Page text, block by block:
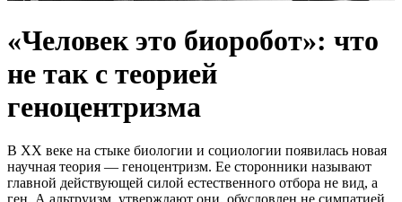
«Человек это биоробот»: что
не так с теорией
геноцентризма
В XX веке на стыке биологии и социологии появилась новая
научная теория — геноцентризм. Ее сторонники называют
главной действующей силой естественного отбора не вид, а
ген. А альтруизм, утверждают они, обусловлен не симпатией